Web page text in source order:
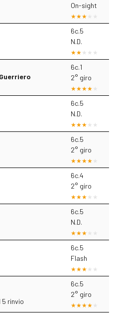
On-sight
6c.5
N.D.
6c.1
2° giro
6c.5
N.D.
6c.5
2° giro
6c.4
2° giro
6c.5
N.D.
6c.5
Flash
rinvio
6c.5
2° giro